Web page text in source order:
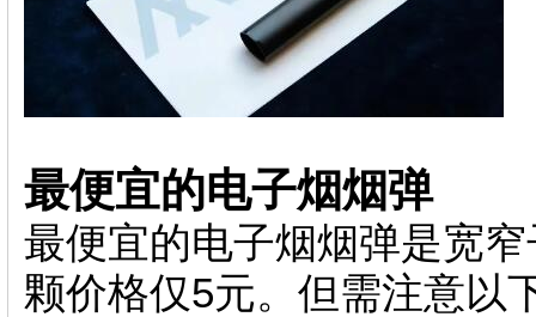
最便宜的电子烟烟弹
最便宜的电子烟烟弹是宽
颗价格仅5元。但需注意以